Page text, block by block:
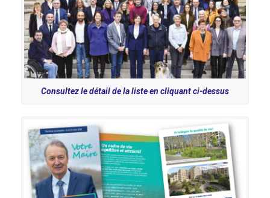
Consultez le détail de la liste en cliquant ci-dessus